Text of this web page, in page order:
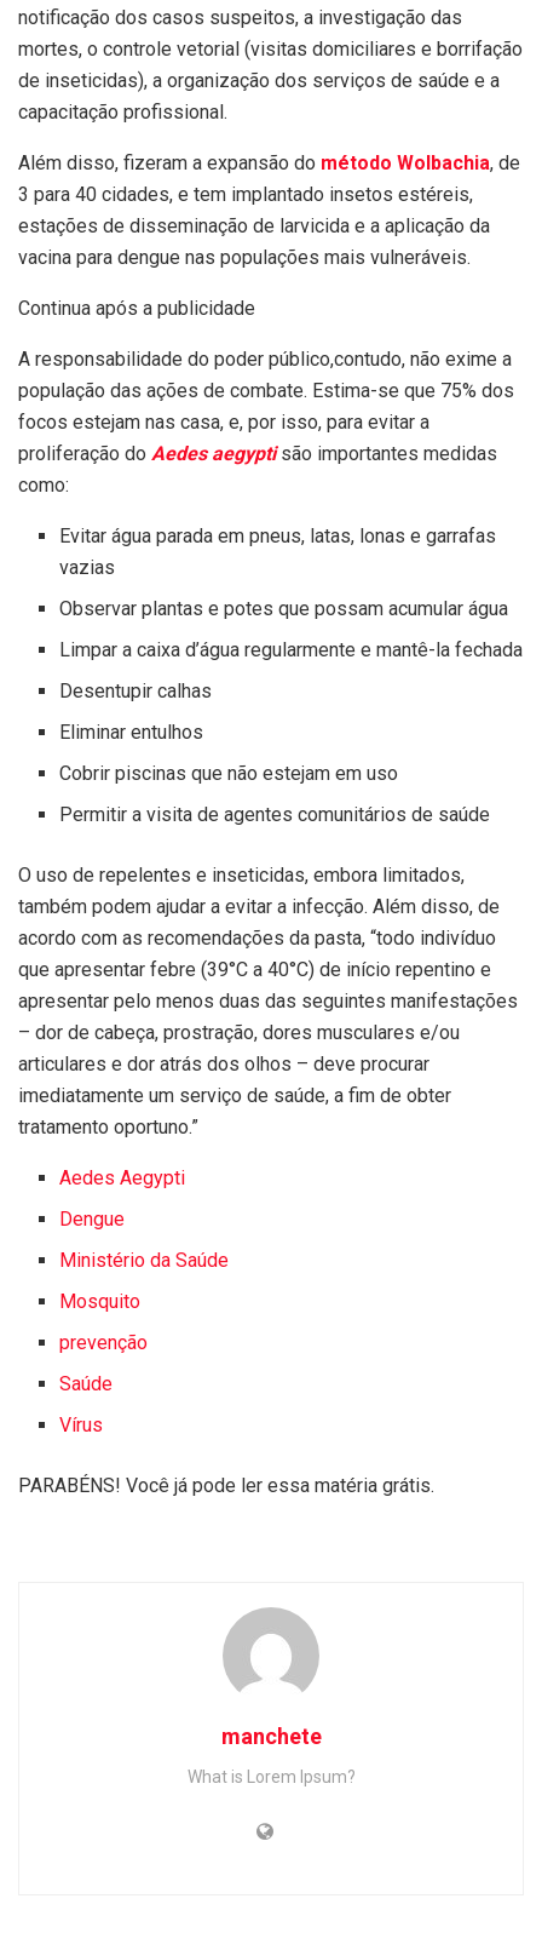
notificação dos casos suspeitos, a investigação das
mortes, o controle vetorial (visitas domiciliares e borrifação
de inseticidas), a organização dos serviços de saúde e a
capacitação profissional.
Além disso, fizeram a expansão do método Wolbachia, de
3 para 40 cidades, e tem implantado insetos estéreis,
estações de disseminação de larvicida e a aplicação da
vacina para dengue nas populações mais vulneráveis.
Continua após a publicidade
A responsabilidade do poder público,contudo, não exime a
população das ações de combate. Estima-se que 75% dos
focos estejam nas casa, e, por isso, para evitar a
proliferação do Aedes aegyptisão importantes medidas
como:
Evitar água parada em pneus, latas, lonas e garrafas
vazias
Observar plantas e potes que possam acumular água
Limpar a caixa d’água regularmente e mantê-la fechada
Desentupir calhas
Eliminar entulhos
Cobrir piscinas que não estejam em uso
Permitir a visita de agentes comunitários de saúde
O uso de repelentes e inseticidas, embora limitados,
também podem ajudar a evitar a infecção. Além disso, de
acordo com as recomendações da pasta, “todo indivíduo
que apresentar febre (39°C a 40°C) de início repentino e
apresentar pelo menos duas das seguintes manifestações
– dor de cabeça, prostração, dores musculares e/ou
articulares e dor atrás dos olhos – deve procurar
imediatamente um serviço de saúde, a fim de obter
tratamento oportuno.”
Aedes Aegypti
Dengue
Ministério da Saúde
Mosquito
prevenção
Saúde
Vírus
PARABÉNS! Você já pode ler essa matéria grátis.
manchete
What is Lorem Ipsum?